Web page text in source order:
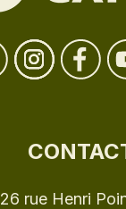
26 rue Henri